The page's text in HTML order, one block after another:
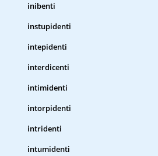
inibenti
instupidenti
intepidenti
interdicenti
intimidenti
intorpidenti
intridenti
intumidenti